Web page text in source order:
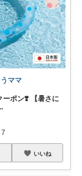
ママ
ーポン❣️ 【暑さに
7
いいね